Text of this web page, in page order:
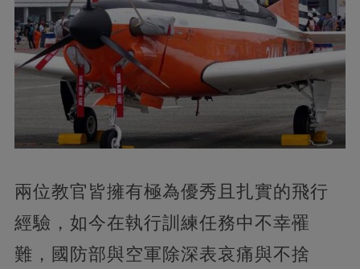
兩位教官皆擁有極為優秀且扎實的飛行
經驗，如今在執行訓練任務中不幸罹
難，國防部與空軍除深表哀痛與不捨